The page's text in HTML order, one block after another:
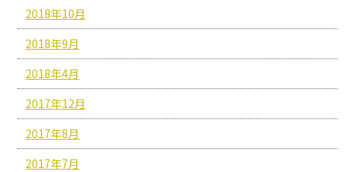
2018年10月
2018年9月
2018年4月
2017年12月
2017年8月
2017年7月